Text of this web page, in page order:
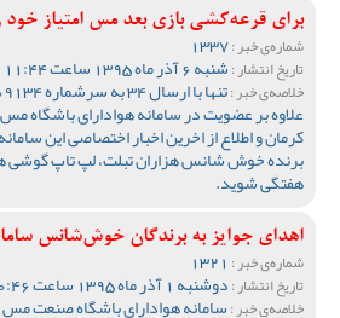
برای قرعه‌کشی بازی بعد مس امتیاز خود
شماره‌ی خبر :
تاریخ انتشار :شنبه 6 آذر ماه 1395 ساعت 11:44
خلاصه‌ی خبر : تنها با ارسال 34 به
علاوه بر عضویت در سامانه هوادارای باشگاه مس
کرمان و اطلاع از اخرین اخبار اختصاصی این
برنده خوش شانس هزاران تبلت، لپ تاپ گوشی
هفتگی شوید.
اهدای جوایز به برندگان خوش‌شانس
شماره‌ی خبر :
تاریخ انتشار :دوشنبه 1 آذر ماه 1395 ساعت 10:46
خلاصه‌ی خبر :سامانه هوادارای باشگاه صنعت مس